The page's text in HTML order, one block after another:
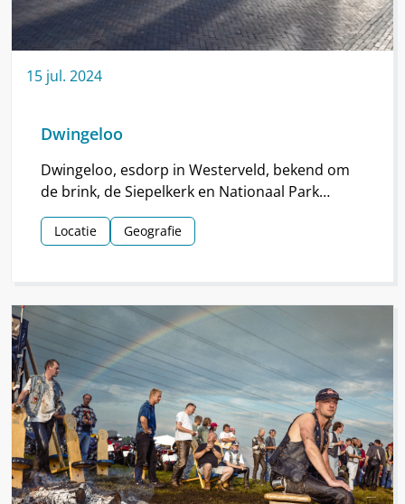
15 jul. 2024
Dwingeloo
Dwingeloo, esdorp in Westerveld, bekend om
de brink, de Siepelkerk en Nationaal Park
Dwingelderveld. Het dorp ontstond rond de
middeleeuwen.
Locatie Geografie